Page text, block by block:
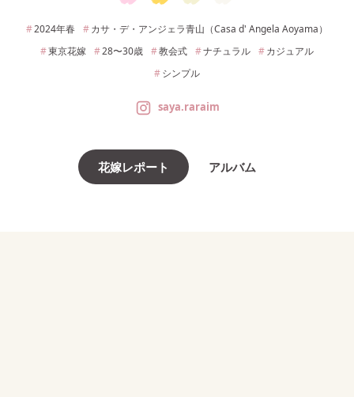
2024年春
カサ・デ・アンジェラ青山（Casa d' Angela Aoyama）
東京花嫁 28〜30歳 教会式 ナチュラル
カジュアル
シンプル
saya.raraim
花嫁レポート アルバム